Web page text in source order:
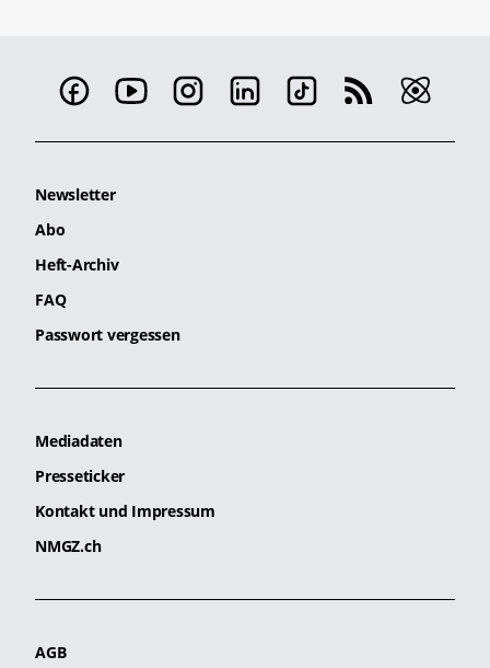
Newsletter
Abo
Heft-Archiv
FAQ
Passwort vergessen
Mediadaten
Presseticker
Kontakt und Impressum
NMGZ.ch
AGB